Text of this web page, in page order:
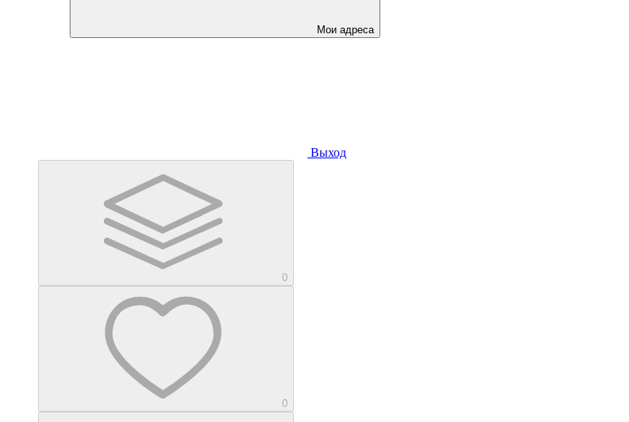
Мои адреса
Выход
0
0